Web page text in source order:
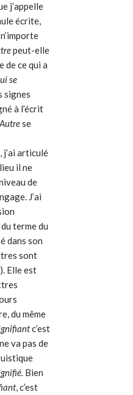
j’appelle
écrite,
peut-elle
de ce qui a
se
signes
à l’écrit
se
j’ai articulé
il ne
de
J’ai
terme du
dans son
sont
). Elle est
du même
c’est
va pas de
Bien
, c’est